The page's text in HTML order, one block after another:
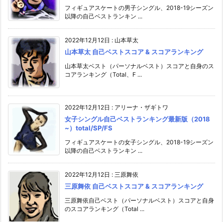
フィギュアスケートの男子シングル、2018-19シーズン
以降の自己ベストランキン ...
2022年12月12日 : 山本草太
山本草太 自己ベストスコア & スコアランキング
山本草太ベスト（パーソナルベスト）スコアと自身のス
コアランキング（Total、F ...
2022年12月12日 : アリーナ・ザギトワ
女子シングル自己ベストランキング最新版（2018
~）total/SP/FS
フィギュアスケートの女子シングル、2018-19シーズン
以降の自己ベストランキン ...
2022年12月12日 : 三原舞依
三原舞依 自己ベストスコア & スコアランキング
三原舞依自己ベスト（パーソナルベスト）スコアと自身
のスコアランキング（Total ...